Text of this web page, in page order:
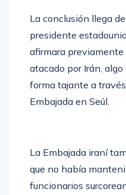
La conclusión llega
presidente
afirmara previamente
atacado por Irán,
forma tajante a
Embajada en Seúl.
La Embajada iraní
que no había
funcionarios